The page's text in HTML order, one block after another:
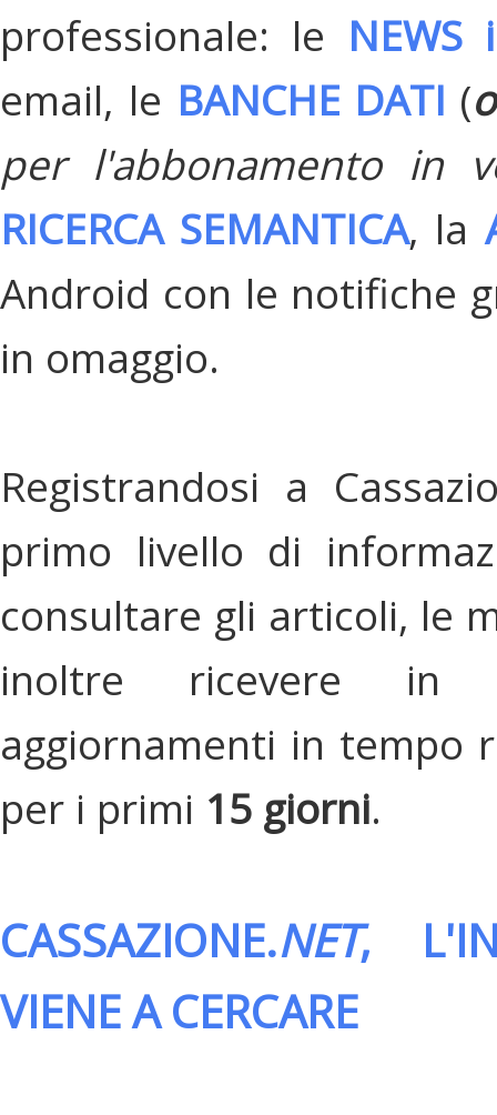
professionale: le
email, le BANCHE DATI (
per l'abbonamento in
RICERCA SEMANTICA, la
Android con le notifiche
in omaggio.
Registrandosi a
primo livello di
consultare gli articoli, le
inoltre ricevere in
aggiornamenti in tempo
per i primi 15 giorni.
CASSAZIONE.NET,
VIENE A CERCARE